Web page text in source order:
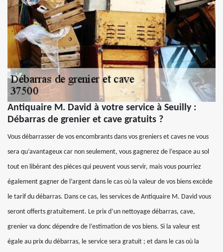
Antiquaire M. David à votre service à Seuilly :
Débarras de grenier et cave gratuits ?
Vous débarrasser de vos encombrants dans vos greniers et caves ne vous
sera qu’avantageux car non seulement, vous gagnerez de l’espace au sol
tout en libérant des pièces qui peuvent vous servir, mais vous pourriez
également gagner de l’argent dans le cas où la valeur de vos biens excède
le tarif du débarras. Dans ce cas, les services de Antiquaire M. David vous
seront offerts gratuitement. Le prix d’un nettoyage débarras, cave,
grenier va donc dépendre de l’estimation de vos biens. Si la valeur est
égale au prix du débarras, le service sera gratuit ; et dans le cas où la